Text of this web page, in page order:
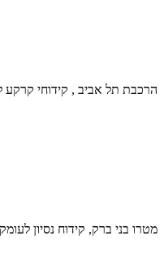
הרכבת תל אביב , קידוחי קרקע
מטרו בני ברק, קידוח נסיון לעומק 45 מטר